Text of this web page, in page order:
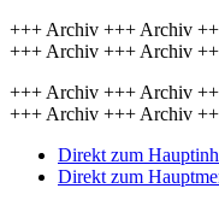
+++ Archiv +++ Archiv
+++ Archiv +++ Archiv
+++ Archiv +++ Archiv
+++ Archiv +++ Archiv
Direkt zum
Direkt zum